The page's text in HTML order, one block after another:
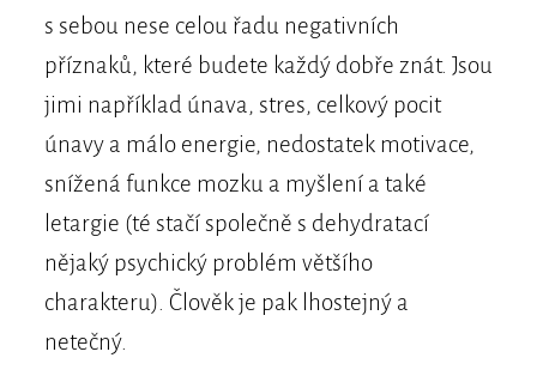
s sebou nese celou řadu negativních
příznaků, které budete každý dobře znát. Jsou
jimi například únava, stres, celkový pocit
únavy a málo energie, nedostatek motivace,
snížená funkce mozku a myšlení a také
letargie (té stačí společně s dehydratací
nějaký psychický problém většího
charakteru). Člověk je pak lhostejný a
netečný.